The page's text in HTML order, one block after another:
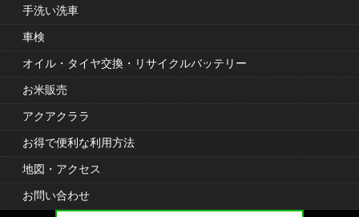
手洗い洗車
車検
オイル・タイヤ交換・リサイクルバッテリー
お米販売
アクアクララ
お得で便利な利用方法
地図・アクセス
お問い合わせ